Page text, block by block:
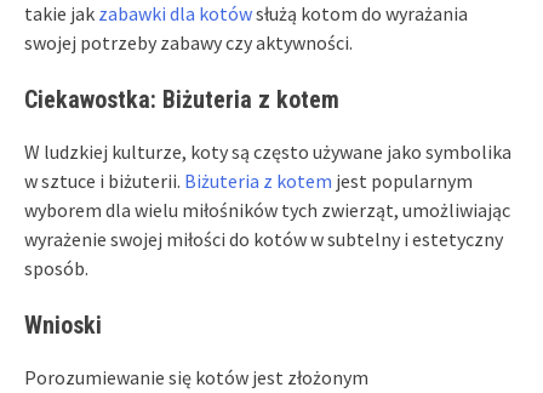
takie jak zabawki dla kotówsłużą kotom do wyrażania
swojej potrzeby zabawy czy aktywności.
Ciekawostka: Biżuteria z kotem
W ludzkiej kulturze, koty są często używane jako symbolika
w sztuce i biżuterii. Biżuteria z kotem jest popularnym
wyborem dla wielu miłośników tych zwierząt, umożliwiając
wyrażenie swojej miłości do kotów w subtelny i estetyczny
sposób.
Wnioski
Porozumiewanie się kotów jest złożonym